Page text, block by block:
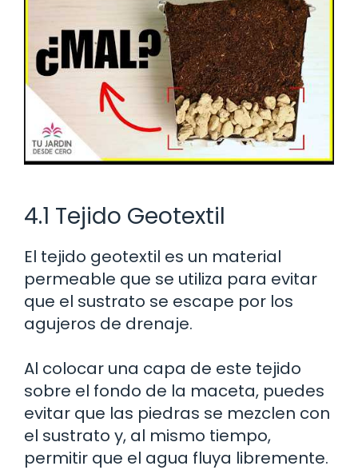
4.1 Tejido Geotextil
El tejido geotextil es un material
permeable que se utiliza para evitar
que el sustrato se escape por los
agujeros de drenaje.
Al colocar una capa de este tejido
sobre el fondo de la maceta, puedes
evitar que las piedras se mezclen con
el sustrato y, al mismo tiempo,
permitir que el agua fluya libremente.